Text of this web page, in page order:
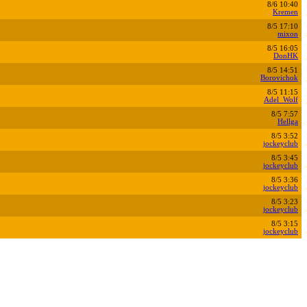
8/6 10:40
Kremen
8/5 17:10
mixon
8/5 16:05
DonHK
8/5 14:51
Borovichok
8/5 11:15
Adel_Wolf
8/5 7:57
Hellga
8/5 3:52
jockeyclub
8/5 3:45
jockeyclub
8/5 3:36
jockeyclub
8/5 3:23
jockeyclub
8/5 3:15
jockeyclub